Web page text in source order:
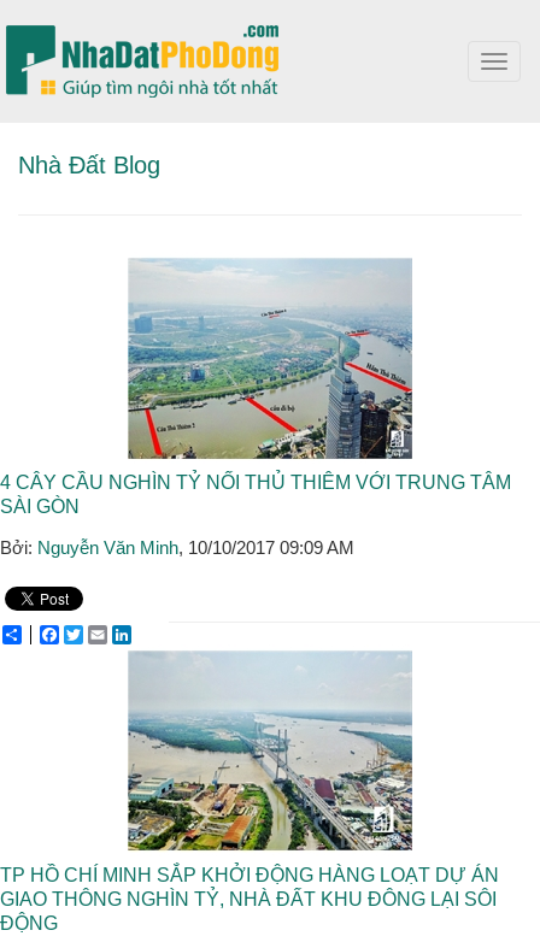
Nhà Đất Blog
4 CÂY CẦU NGHÌN TỶ NỐI THỦ THIÊM VỚI TRUNG TÂM
SÀI GÒN
Bởi: Nguyễn Văn Minh, 10/10/2017 09:09 AM
ShareFacebook
Twitter
Email
TP HỒ CHÍ MINH SẮP KHỞI ĐỘNG HÀNG LOẠT DỰ ÁN
GIAO THÔNG NGHÌN TỶ, NHÀ ĐẤT KHU ĐÔNG LẠI SÔI
ĐỘNG